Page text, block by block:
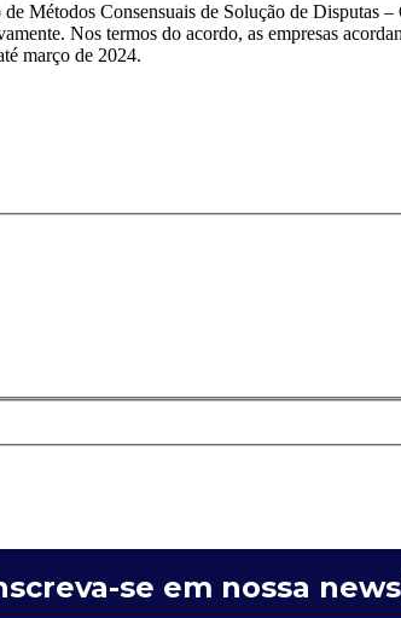
Métodos Consensuais de Solução de Disputas
Nos termos do acordo, as empresas
março de 2024.
se em nossa